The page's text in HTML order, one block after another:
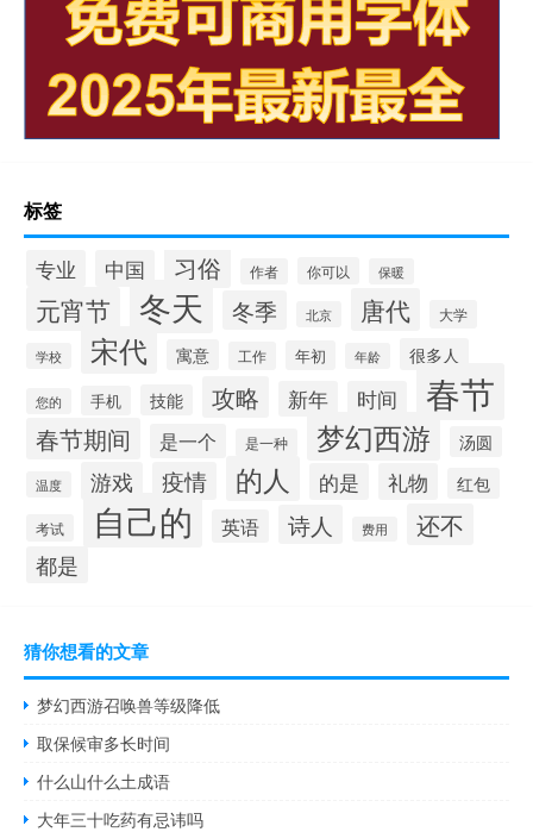
标签
专业 中国 习俗 作者 你可以 保暖
元宵节 冬天 冬季 北京 唐代 大学
学校 宋代 寓意 工作 年初 年龄 很多人
您的 手机 技能 攻略 新年 时间 春节
春节期间 是一个 是一种 梦幻西游 汤圆
温度 游戏 疫情 的人 的是 礼物 红包
考试 自己的 英语 诗人 费用 还不
都是
猜你想看的文章
梦幻西游召唤兽等级降低
取保候审多长时间
什么山什么土成语
大年三十吃药有忌讳吗